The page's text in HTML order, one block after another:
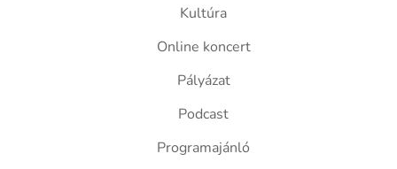
Kultúra
Online koncert
Pályázat
Podcast
Programajánló